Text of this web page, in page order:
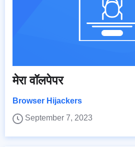
मेरा वॉलपेपर
Browser Hijackers
September 7, 2023